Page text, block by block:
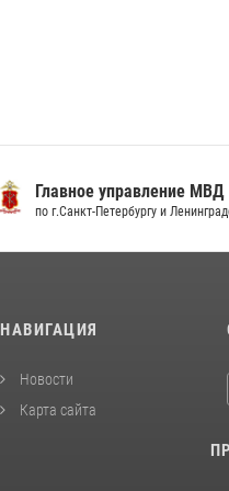
Главное управление МВД
по г.Санкт-Петербургу и
НАВИГАЦИЯ
Новости
Карта сайта